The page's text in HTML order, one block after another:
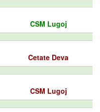
CSM Lugoj
Cetate Deva
CSM Lugoj